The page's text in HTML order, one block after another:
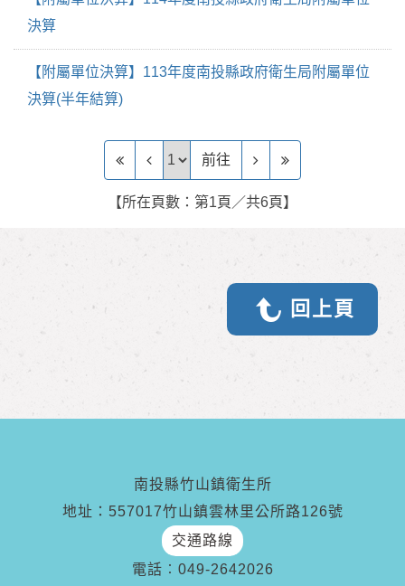
決算
【附屬單位決算】113年度南投縣政府衛生局附屬單位
決算(半年結算)
前往頁前往
【所在頁數：第1頁／共6頁】
回上頁
南投縣竹山鎮衛生所
地址：557017竹山鎮雲林里公所路126號
交通路線
電話︰ 049-2642026